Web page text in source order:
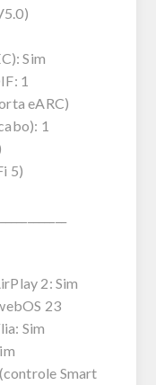
Sim
1
eARC)
1
5)
2: Sim
23
Sim
Smart